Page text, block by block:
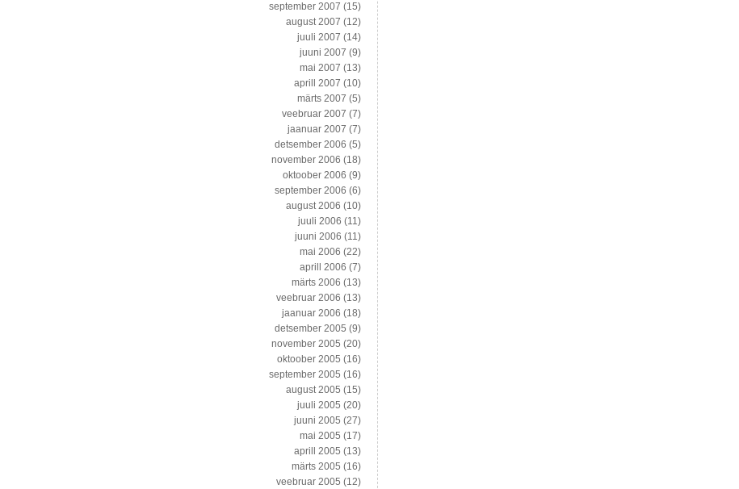
september 2007 (15)
august 2007 (12)
juuli 2007 (14)
juuni 2007 (9)
mai 2007 (13)
aprill 2007 (10)
märts 2007 (5)
veebruar 2007 (7)
jaanuar 2007 (7)
detsember 2006 (5)
november 2006 (18)
oktoober 2006 (9)
september 2006 (6)
august 2006 (10)
juuli 2006 (11)
juuni 2006 (11)
mai 2006 (22)
aprill 2006 (7)
märts 2006 (13)
veebruar 2006 (13)
jaanuar 2006 (18)
detsember 2005 (9)
november 2005 (20)
oktoober 2005 (16)
september 2005 (16)
august 2005 (15)
juuli 2005 (20)
juuni 2005 (27)
mai 2005 (17)
aprill 2005 (13)
märts 2005 (16)
veebruar 2005 (12)